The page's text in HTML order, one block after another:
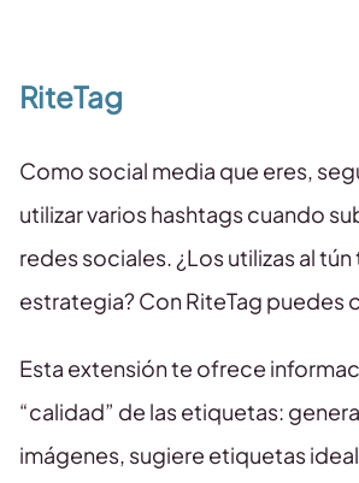
RiteTag
Como social media que eres,
utilizar varios hashtags cuando
redes sociales. ¿Los utilizas al tún
estrategia? Con RiteTag puedes
Esta extensión te ofrece
“calidad” de las etiquetas:
imágenes, sugiere etiquetas